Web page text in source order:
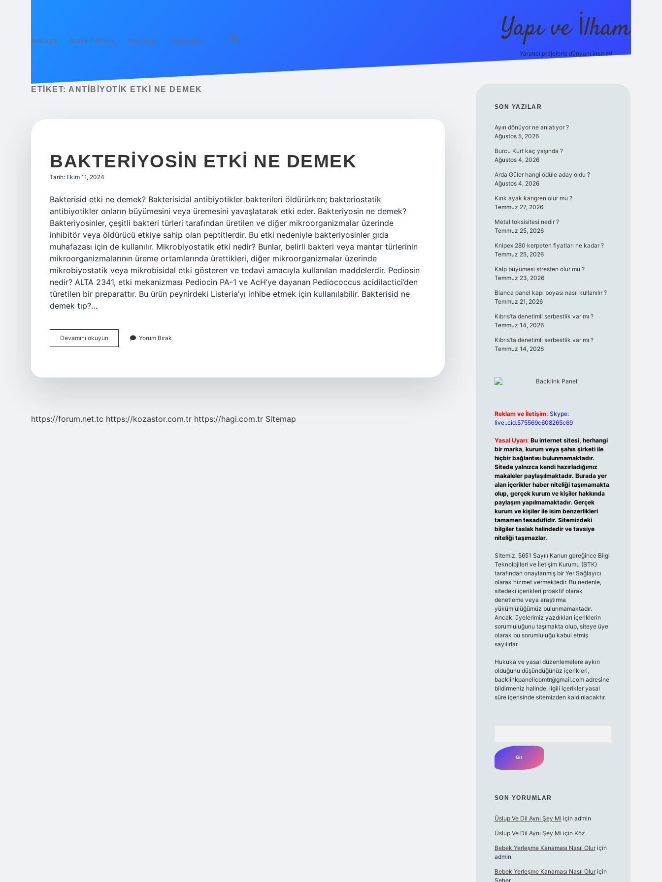
Anasayfa Gizlilik Politikası Yasal Uyarı Hakkımızda Yapı ve İlham
Yaratıcı projelerle dünyanı inşa et!
ETIKET: ANTIBIYOTIK ETKI NE DEMEK
BAKTERIYOSIN ETKI NE DEMEK
Tarih: Ekim 11, 2024
Bakterisid etki ne demek? Bakterisidal antibiyotikler bakterileri öldürürken; bakteriostatik
antibiyotikler onların büyümesini veya üremesini yavaşlatarak etki eder. Bakteriyosin ne demek?
Bakteriyosinler, çeşitli bakteri türleri tarafından üretilen ve diğer mikroorganizmalar üzerinde
inhibitör veya öldürücü etkiye sahip olan peptitlerdir. Bu etki nedeniyle bakteriyosinler gıda
muhafazası için de kullanılır. Mikrobiyostatik etki nedir? Bunlar, belirli bakteri veya mantar türlerinin
mikroorganizmalarının üreme ortamlarında ürettikleri, diğer mikroorganizmalar üzerinde
mikrobiyostatik veya mikrobisidal etki gösteren ve tedavi amacıyla kullanılan maddelerdir. Pediosin
nedir? ALTA 2341, etki mekanizması Pediocin PA-1 ve AcH’ye dayanan Pediococcus acidilactici’den
türetilen bir preparattır. Bu ürün peynirdeki Listeria’yı inhibe etmek için kullanılabilir. Bakterisid ne
demek tıp?…
Devamını okuyun Bakteriyosin
Etki
Yorum Bırak
https://forum.net.tc https://kozastor.com.tr https://hagi.com.tr Sitemap
SIDEBAR
SON YAZILAR
Ayın dönüyor ne anlatıyor ?
Ağustos 5, 2026
Burcu Kurt kaç yaşında ?
Ağustos 4, 2026
Arda Güler hangi ödüle aday oldu ?
Ağustos 4, 2026
Kırık ayak kangren olur mu ?
Temmuz 27, 2026
Metal toksisitesi nedir ?
Temmuz 25, 2026
Knipex 280 kerpeten fiyatları ne kadar ?
Temmuz 25, 2026
Kalp büyümesi stresten olur mu ?
Temmuz 23, 2026
Bianca panel kapı boyası nasıl kullanılır ?
Temmuz 21, 2026
Kıbrıs’ta denetimli serbestlik var mı ?
Temmuz 14, 2026
Kıbrıs’ta denetimli serbestlik var mı ?
Temmuz 14, 2026
Reklam ve İletişim: Skype:
live:.cid.575569c608265c69
Yasal Uyarı: Bu internet sitesi, herhangi
bir marka, kurum veya şahıs şirketi ile
hiçbir bağlantısı bulunmamaktadır.
Sitede yalnızca kendi hazırladığımız
makaleler paylaşılmaktadır. Burada yer
alan içerikler haber niteliği taşımamakta
olup, gerçek kurum ve kişiler hakkında
paylaşım yapılmamaktadır. Gerçek
kurum ve kişiler ile isim benzerlikleri
tamamen tesadüfidir. Sitemizdeki
bilgiler taslak halindedir ve tavsiye
niteliği taşımazlar.
Sitemiz, 5651 Sayılı Kanun gereğince Bilgi
Teknolojileri ve İletişim Kurumu (BTK)
tarafından onaylanmış bir Yer Sağlayıcı
olarak hizmet vermektedir. Bu nedenle,
sitedeki içerikleri proaktif olarak
denetleme veya araştırma
yükümlülüğümüz bulunmamaktadır.
Ancak, üyelerimiz yazdıkları içeriklerin
sorumluluğunu taşımakta olup, siteye üye
olarak bu sorumluluğu kabul etmiş
sayılırlar.
Hukuka ve yasal düzenlemelere aykırı
olduğunu düşündüğünüz içerikleri,
backlinkpanelicomtr@gmail.comadresine
bildirmeniz halinde, ilgili içerikler yasal
süre içerisinde sitemizden kaldırılacaktır.
SON YORUMLAR
Üslup Ve Dil Aynı Şey Mi için admin
Üslup Ve Dil Aynı Şey Mi için Köz
Bebek Yerleşme Kanaması Nasıl Oluriçin
admin
Bebek Yerleşme Kanaması Nasıl Oluriçin
Seher